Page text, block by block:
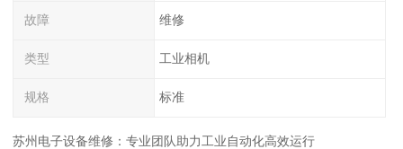
故障 维修
类型 工业相机
规格 标准
苏州电子设备维修：专业团队助力工业自动化高效运行